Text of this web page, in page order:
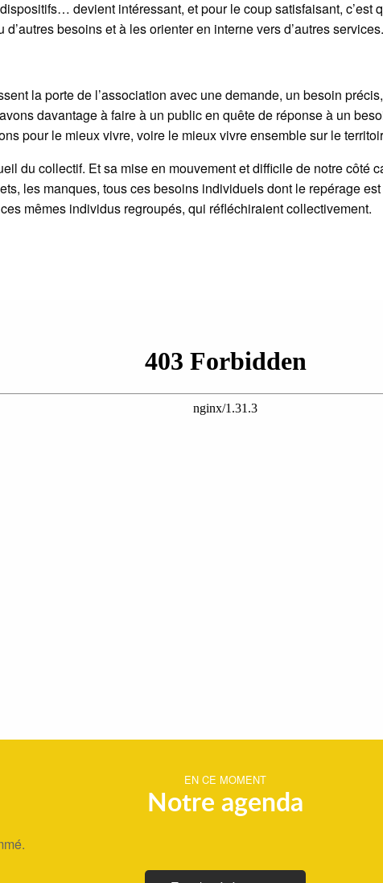
devient intéressant, et pour le coup satisfaisant, c’est
besoins et à les orienter en interne vers d’autres services.
la porte de l’association avec une demande, un besoin
davantage à faire à un public en quête de réponse à un
pour le mieux vivre, voire le mieux vivre ensemble sur le
du collectif. Et sa mise en mouvement et difficile de notre côté
les manques, tous ces besoins individuels dont le repérage
mêmes individus regroupés, qui réfléchiraient collectivement.
EN CE MOMENT
Notre agenda